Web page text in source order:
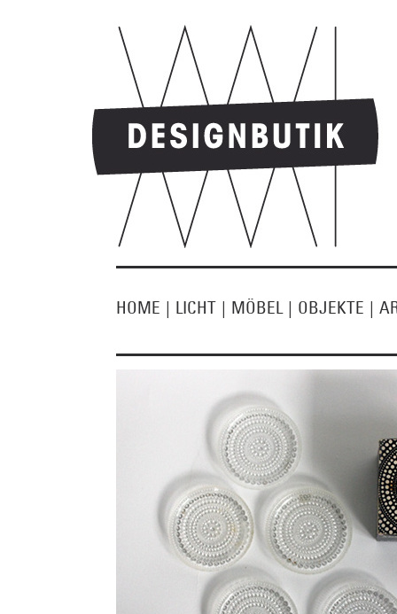
HOME | LICHT | MÖBEL | OBJEKTE |